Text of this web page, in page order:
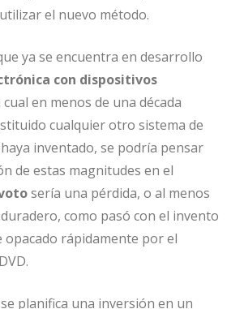
el nuevo método.
ya se encuentra en desarrollo
con dispositivos
cual en menos de una década
cualquier otro sistema de
inventado, se podría pensar
de estas magnitudes en el
sería una pérdida, o al menos
como pasó con el invento
opacado rápidamente por el
planifica una inversión en un